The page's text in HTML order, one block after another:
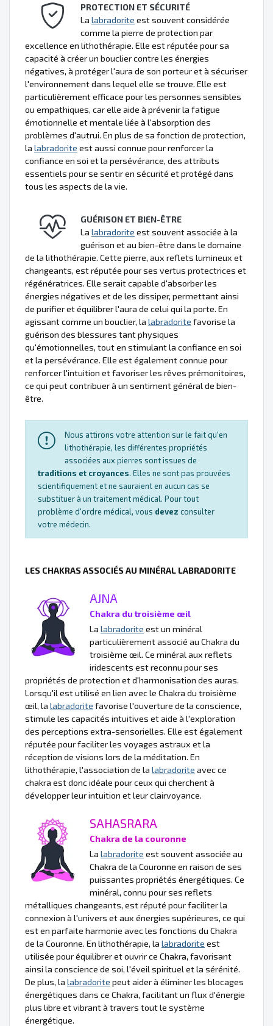
PROTECTION ET SÉCURITÉ
La labradorite est souvent considérée
comme la pierre de protection par
excellence en lithothérapie. Elle est réputée pour sa
capacité à créer un bouclier contre les énergies
négatives, à protéger l'aura de son porteur et à sécuriser
l'environnement dans lequel elle se trouve. Elle est
particulièrement efficace pour les personnes sensibles
ou empathiques, car elle aide à prévenir la fatigue
émotionnelle et mentale liée à l'absorption des
problèmes d'autrui. En plus de sa fonction de protection,
la labradorite est aussi connue pour renforcer la
confiance en soi et la persévérance, des attributs
essentiels pour se sentir en sécurité et protégé dans
tous les aspects de la vie.
GUÉRISON ET BIEN-ÊTRE
La labradorite est souvent associée à la
guérison et au bien-être dans le domaine
de la lithothérapie. Cette pierre, aux reflets lumineux et
changeants, est réputée pour ses vertus protectrices et
régénératrices. Elle serait capable d'absorber les
énergies négatives et de les dissiper, permettant ainsi
de purifier et équilibrer l'aura de celui qui la porte. En
agissant comme un bouclier, la labradorite favorise la
guérison des blessures tant physiques
qu'émotionnelles, tout en stimulant la confiance en soi
et la persévérance. Elle est également connue pour
renforcer l'intuition et favoriser les rêves prémonitoires,
ce qui peut contribuer à un sentiment général de bien-
être.
Nous attirons votre attention sur le fait qu'en
lithothérapie, les différentes propriétés
associées aux pierres sont issues de
traditions et croyances. Elles ne sont pas prouvées
scientifiquement et ne sauraient en aucun cas se
substituer à un traitement médical. Pour tout
problème d'ordre médical, vous devez consulter
votre médecin.
LES CHAKRAS ASSOCIÉS AU MINÉRAL LABRADORITE
AJNA
Chakra du troisième œil
La labradorite est un minéral
particulièrement associé au Chakra du
troisième œil. Ce minéral aux reflets
iridescents est reconnu pour ses
propriétés de protection et d'harmonisation des auras.
Lorsqu'il est utilisé en lien avec le Chakra du troisième
œil, la labradorite favorise l'ouverture de la conscience,
stimule les capacités intuitives et aide à l'exploration
des perceptions extra-sensorielles. Elle est également
réputée pour faciliter les voyages astraux et la
réception de visions lors de la méditation. En
lithothérapie, l'association de la labradorite avec ce
chakra est donc idéale pour ceux qui cherchent à
développer leur intuition et leur clairvoyance.
SAHASRARA
Chakra de la couronne
La labradorite est souvent associée au
Chakra de la Couronne en raison de ses
puissantes propriétés énergétiques. Ce
minéral, connu pour ses reflets
métalliques changeants, est réputé pour faciliter la
connexion à l'univers et aux énergies supérieures, ce qui
est en parfaite harmonie avec les fonctions du Chakra
de la Couronne. En lithothérapie, la labradorite est
utilisée pour équilibrer et ouvrir ce Chakra, favorisant
ainsi la conscience de soi, l'éveil spirituel et la sérénité.
De plus, la labradorite peut aider à éliminer les blocages
énergétiques dans ce Chakra, facilitant un flux d'énergie
plus libre et vibrant à travers tout le système
énergétique.